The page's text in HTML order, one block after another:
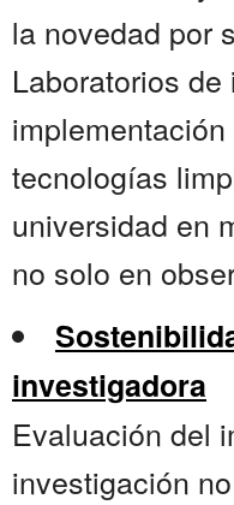
la novedad por
Laboratorios
tecnologías
universidad en
no solo en
investigadora
Evaluación del
investigación